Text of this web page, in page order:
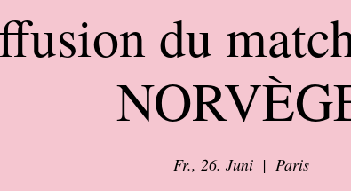
du
Fr., 26. Juni
  |
Paris